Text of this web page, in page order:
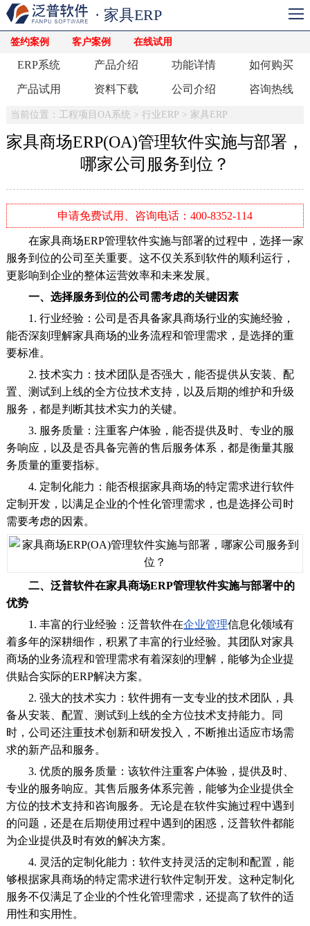
签约案例 客户案例 在线试用
· 家具ERP
ERP系统 产品介绍 功能详情 如何购买
产品试用 资料下载 公司介绍 咨询热线
当前位置： 工程项目OA系统 > 行业ERP > 家具ERP
家具商场ERP(OA)管理软件实施与部署，
哪家公司服务到位？
申请免费试用、咨询电话：400-8352-114
在家具商场ERP管理软件实施与部署的过程中，选择一家
服务到位的公司至关重要。这不仅关系到软件的顺利运行，
更影响到企业的整体运营效率和未来发展。
一、选择服务到位的公司需考虑的关键因素
1. 行业经验：公司是否具备家具商场行业的实施经验，
能否深刻理解家具商场的业务流程和管理需求，是选择的重
要标准。
2. 技术实力：技术团队是否强大，能否提供从安装、配
置、测试到上线的全方位技术支持，以及后期的维护和升级
服务，都是判断其技术实力的关键。
3. 服务质量：注重客户体验，能否提供及时、专业的服
务响应，以及是否具备完善的售后服务体系，都是衡量其服
务质量的重要指标。
4. 定制化能力：能否根据家具商场的特定需求进行软件
定制开发，以满足企业的个性化管理需求，也是选择公司时
需要考虑的因素。
二、泛普软件在家具商场ERP管理软件实施与部署中的
优势
1. 丰富的行业经验：泛普软件在企业管理信息化领域有
着多年的深耕细作，积累了丰富的行业经验。其团队对家具
商场的业务流程和管理需求有着深刻的理解，能够为企业提
供贴合实际的ERP解决方案。
2. 强大的技术实力：软件拥有一支专业的技术团队，具
备从安装、配置、测试到上线的全方位技术支持能力。同
时，公司还注重技术创新和研发投入，不断推出适应市场需
求的新产品和服务。
3. 优质的服务质量：该软件注重客户体验，提供及时、
专业的服务响应。其售后服务体系完善，能够为企业提供全
方位的技术支持和咨询服务。无论是在软件实施过程中遇到
的问题，还是在后期使用过程中遇到的困惑，泛普软件都能
为企业提供及时有效的解决方案。
4. 灵活的定制化能力：软件支持灵活的定制和配置，能
够根据家具商场的特定需求进行软件定制开发。这种定制化
服务不仅满足了企业的个性化管理需求，还提高了软件的适
用性和实用性。